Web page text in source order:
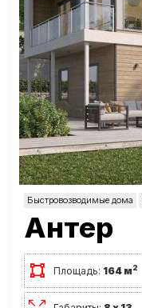
Быстровозводимые дома
Антер
Площадь: 164 м2